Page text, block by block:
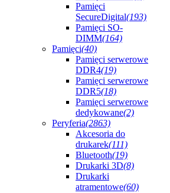
Pamięci
SecureDigital(193)
Pamięci SO-
DIMM(164)
Pamięci(40)
Pamięci serwerowe
DDR4(19)
Pamięci serwerowe
DDR5(18)
Pamięci serwerowe
dedykowane(2)
Peryferia(2863)
Akcesoria do
drukarek(111)
Bluetooth(19)
Drukarki 3D(8)
Drukarki
atramentowe(60)